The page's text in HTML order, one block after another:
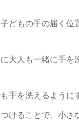
どもの手の届く位
大人も一緒に手を
手を洗えるよう
けることで、小